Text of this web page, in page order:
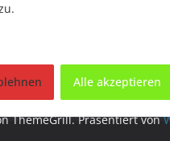
Alle akzeptieren
für Ihr Haustier. Alle
ThemeGrill. Präsentiert von